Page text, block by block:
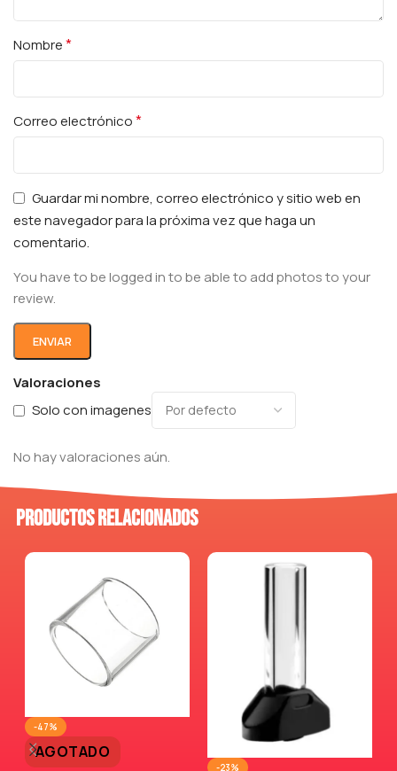
Valoraciones
Solo con imagenes
No hay valoraciones aún.
Nombre*
Correo electrónico*
Guardar mi nombre, correo electrónico y sitio web en
este navegador para la próxima vez que haga un
comentario.
You have to be logged in to be able to add photos to your
review.
Productos relacionados
-47%
AGOTADO
-23%